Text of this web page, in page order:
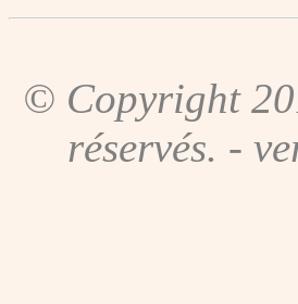
© Copyright
réservés. -